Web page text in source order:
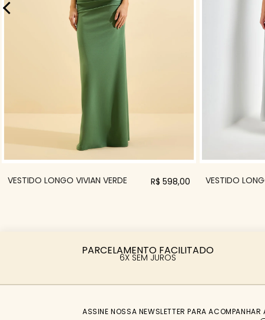
VESTIDO LONGO VIVIAN VERDE R$ 598,00 VESTIDO
PARCELAMENTO FACILITADO
6X SEM JUROS
ASSINE NOSSA NEWSLETTER PARA ACOMPANHAR